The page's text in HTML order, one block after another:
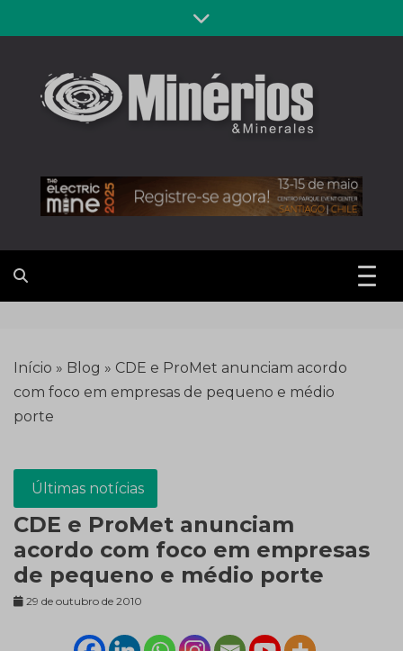
to
Revista
Minérios &
Minerales
Início » Blog » CDE e ProMet anunciam acordo
com foco em empresas de pequeno e médio
porte
Últimas notícias
CDE e ProMet anunciam
acordo com foco em empresas
de pequeno e médio porte
29 de outubro de 2010